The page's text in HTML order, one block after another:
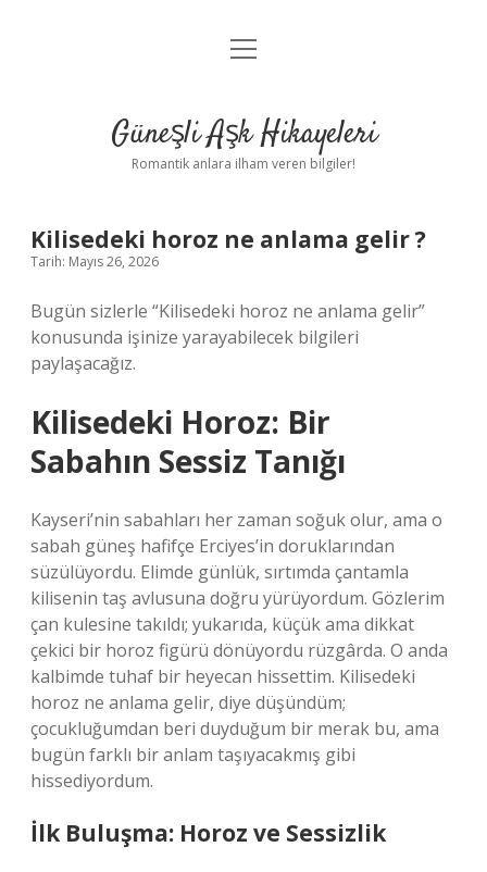
Anasayfa
Yasal Uyarı
menüyü
Güneşli Aşk Hikayeleri
Romantik anlara ilham veren bilgiler!
Kilisedeki horoz ne anlama gelir ?
Tarih: Mayıs 26, 2026
Bugün sizlerle “Kilisedeki horoz ne anlama gelir”
konusunda işinize yarayabilecek bilgileri
paylaşacağız.
Kilisedeki Horoz: Bir
Sabahın Sessiz Tanığı
Kayseri’nin sabahları her zaman soğuk olur, ama o
sabah güneş hafifçe Erciyes’in doruklarından
süzülüyordu. Elimde günlük, sırtımda çantamla
kilisenin taş avlusuna doğru yürüyordum. Gözlerim
çan kulesine takıldı; yukarıda, küçük ama dikkat
çekici bir horoz figürü dönüyordu rüzgârda. O anda
kalbimde tuhaf bir heyecan hissettim. Kilisedeki
horoz ne anlama gelir, diye düşündüm;
çocukluğumdan beri duyduğum bir merak bu, ama
bugün farklı bir anlam taşıyacakmış gibi
hissediyordum.
İlk Buluşma: Horoz ve Sessizlik